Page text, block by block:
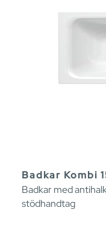
Badkar Kombi
Badkar med
stödhandtag